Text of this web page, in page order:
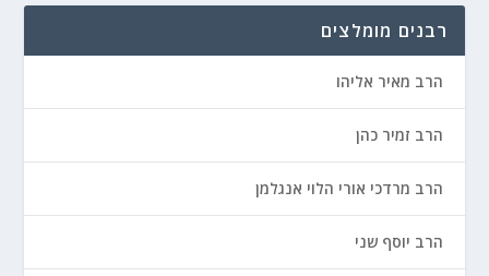
רבנים מומלצים
הרב מאיר אליהו
הרב זמיר כהן
הרב מרדכי אורי הלוי אנגלמן
הרב יוסף שני